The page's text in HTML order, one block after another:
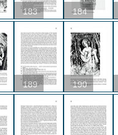
183 184
189 190